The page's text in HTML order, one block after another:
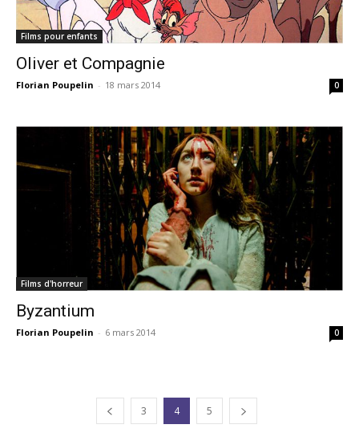
Films pour enfants
Oliver et Compagnie
Florian Poupelin - 18 mars 2014 0
Films d'horreur
Byzantium
Florian Poupelin - 6 mars 2014 0
3 4 5